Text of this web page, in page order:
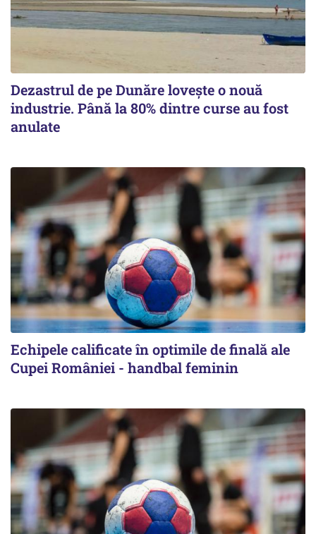
Dezastrul de pe Dunăre lovește o nouă
industrie. Până la 80% dintre curse au fost
anulate
Echipele calificate în optimile de finală ale
Cupei României - handbal feminin